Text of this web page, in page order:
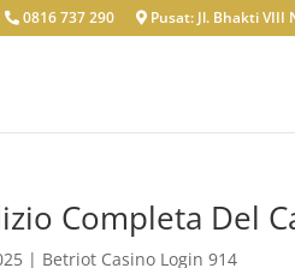
0816 737 290 Pusat: Jl. Bhakti VIII
Completa Del
| Betriot Casino Login 914